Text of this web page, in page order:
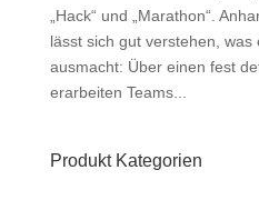
„Hack“ und „Marathon“.
lässt sich gut verstehen, was
ausmacht: Über einen fest
erarbeiten Teams...
Produkt Kategorien